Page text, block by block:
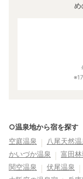
め
○温泉地から宿を探す
空庭温泉
八尾天然温
かいづか温泉
富田
関空温泉
伏尾温泉